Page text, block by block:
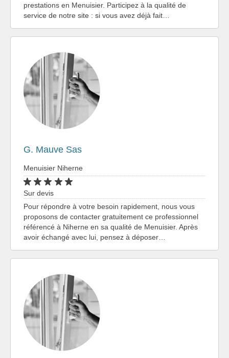
prestations en Menuisier. Participez à la qualité de
service de notre site : si vous avez déjà fait…
G. Mauve Sas
Menuisier Niherne
Sur devis
Pour répondre à votre besoin rapidement, nous vous
proposons de contacter gratuitement ce professionnel
référencé à Niherne en sa qualité de Menuisier. Après
avoir échangé avec lui, pensez à déposer…